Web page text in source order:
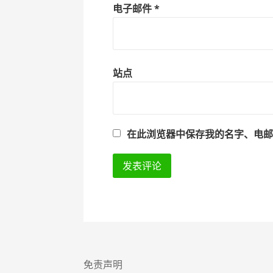
电子邮件*
站点
在此浏览器中保存我的名字、电邮
免责声明